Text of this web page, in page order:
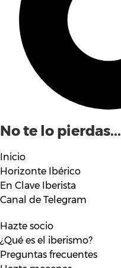
No te lo pierdas...
Inicio
Horizonte Ibérico
En Clave Iberista
Canal de Telegram
Hazte socio
¿Qué es el iberismo?
Preguntas frecuentes